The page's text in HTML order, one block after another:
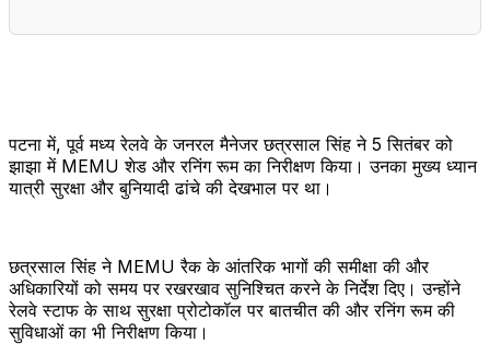
पटना में, पूर्व मध्य रेलवे के जनरल मैनेजर छत्रसाल सिंह ने 5 सितंबर को
झाझा में MEMU शेड और रनिंग रूम का निरीक्षण किया। उनका मुख्य ध्यान
यात्री सुरक्षा और बुनियादी ढांचे की देखभाल पर था।
छत्रसाल सिंह ने MEMU रैक के आंतरिक भागों की समीक्षा की और
अधिकारियों को समय पर रखरखाव सुनिश्चित करने के निर्देश दिए। उन्होंने
रेलवे स्टाफ के साथ सुरक्षा प्रोटोकॉल पर बातचीत की और रनिंग रूम की
सुविधाओं का भी निरीक्षण किया।